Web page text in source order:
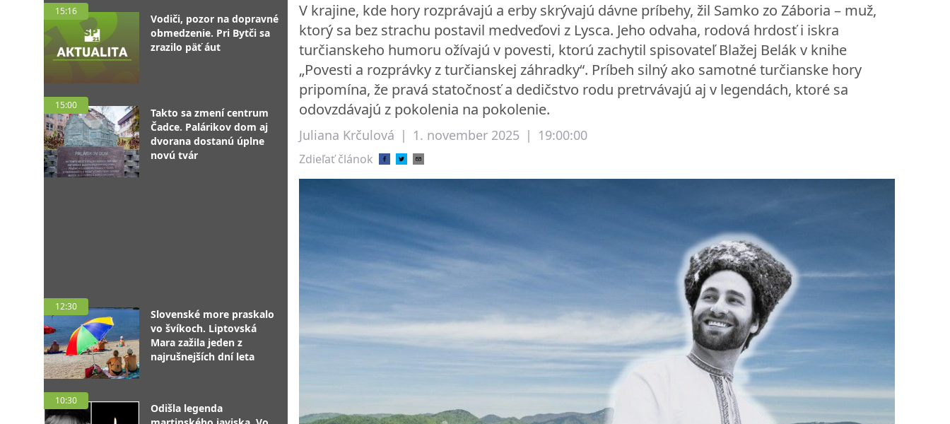
15:16
Vodiči, pozor na dopravné
obmedzenie. Pri Bytči sa
zrazilo päť áut
15:00
Takto sa zmení centrum
Čadce. Palárikov dom aj
dvorana dostanú úplne
novú tvár
12:30
Slovenské more praskalo
vo švíkoch. Liptovská
Mara zažila jeden z
najrušnejších dní leta
10:30
Odišla legenda
V krajine, kde hory rozprávajú a erby skrývajú dávne príbehy, žil Samko zo Záboria – muž,
ktorý sa bez strachu postavil medveďovi z Lysca. Jeho odvaha, rodová hrdosť i iskra
turčianskeho humoru ožívajú v povesti, ktorú zachytil spisovateľ Blažej Belák v knihe
„Povesti a rozprávky z turčianskej záhradky“. Príbeh silný ako samotné turčianske hory
pripomína, že pravá statočnosť a dedičstvo rodu pretrvávajú aj v legendách, ktoré sa
odovzdávajú z pokolenia na pokolenie.
Juliana Krčulová | 1. november 2025 | 19:00:00
Zdieľať článok